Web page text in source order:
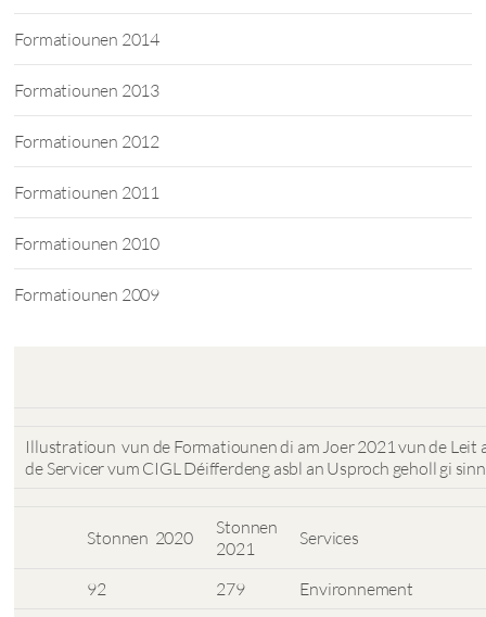
Formatiounen 2014
Formatiounen 2013
Formatiounen 2012
Formatiounen 2011
Formatiounen 2010
Formatiounen 2009
Illustratioun vun de Formatiounen di am Joer 2021 vun de Leit
de Servicer vum CIGL Déifferdeng asbl an Usproch geholl gi
Stonnen 2020
Stonnen
2021
Services
92 279
Environnement